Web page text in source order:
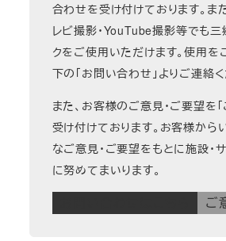
合わせを受け付けております。ま
レビ撮影・YouTube撮影等でも
クをご使用いただけます。使用
下の「お問い合わせ」よりご連絡く
また、お客様のご意見・ご要望を
受け付けております。お客様から
なご意見・ご要望をもとに施設・
に努めてまいります。
ご